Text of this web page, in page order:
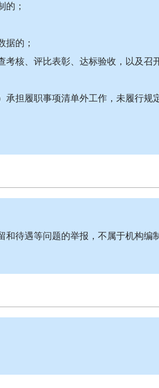
的；
据的；
核、评比表彰、达标验收，以及召
担履职事项清单外工作，未履行规
待遇等问题的举报，不属于机构编